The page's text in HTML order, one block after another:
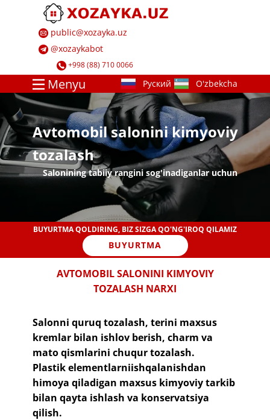
​ ​public@xozayka.uz
​ ​@xozayk​abot
​ ​+998 (88) 710 0066
Menyu
​​Avtomobil salonini kimyoviy
tozalash
​​Salonining tabiiy rangini sog'inadiganlar uchun
BUYURTMA
​BUYURTMA QOLDIRING, BIZ SIZGA QO'NG'IROQ QILAMIZ
​​​AVTOMOBIL SALONINI KIMYOVIY
TOZALASH NARXI
​Salonni quruq tozalash, terini maxsus
kremlar bilan ishlov berish, charm va
mato qismlarini chuqur tozalash.
Plastik elementlarniishqalanishdan
himoya qiladigan maxsus kimyoviy tarkib
bilan qayta ishlash va konservatsiya
qilish.